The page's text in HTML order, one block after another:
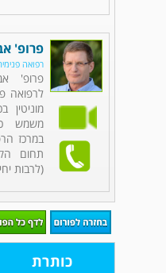
פרופ'
רפואה
פרופ'
לרפואה
משמש
במרכז
תחום
(לרבות
כותרת